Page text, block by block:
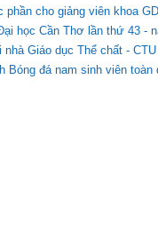
cho giảng viên khoa
học Cần Thơ lần thứ 43 -
Giáo dục Thể chất - CTU
đá nam sinh viên